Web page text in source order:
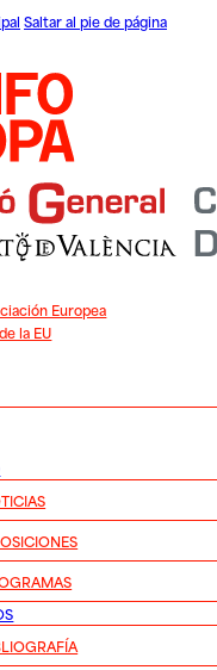
Saltar al pie de página
Europea
la EU